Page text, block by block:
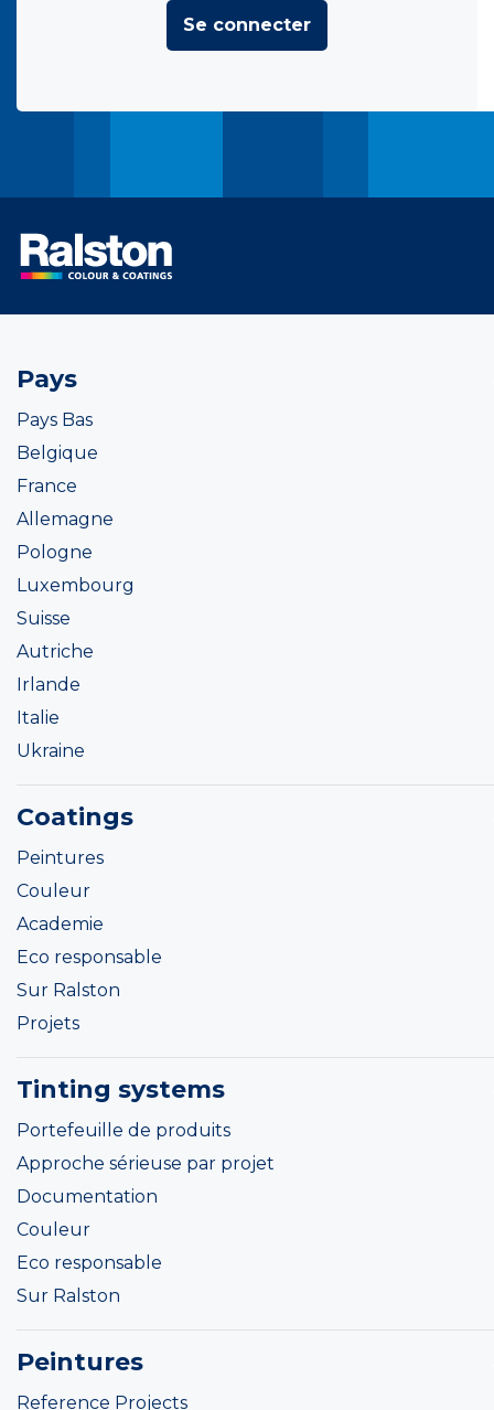
Se connecter
Pays
Pays Bas
Belgique
France
Allemagne
Pologne
Luxembourg
Suisse
Autriche
Irlande
Italie
Ukraine
Coatings
Peintures
Couleur
Academie
Eco responsable
Sur Ralston
Projets
Tinting systems
Portefeuille de produits
Approche sérieuse par projet
Documentation
Couleur
Eco responsable
Sur Ralston
Peintures
Reference Projects